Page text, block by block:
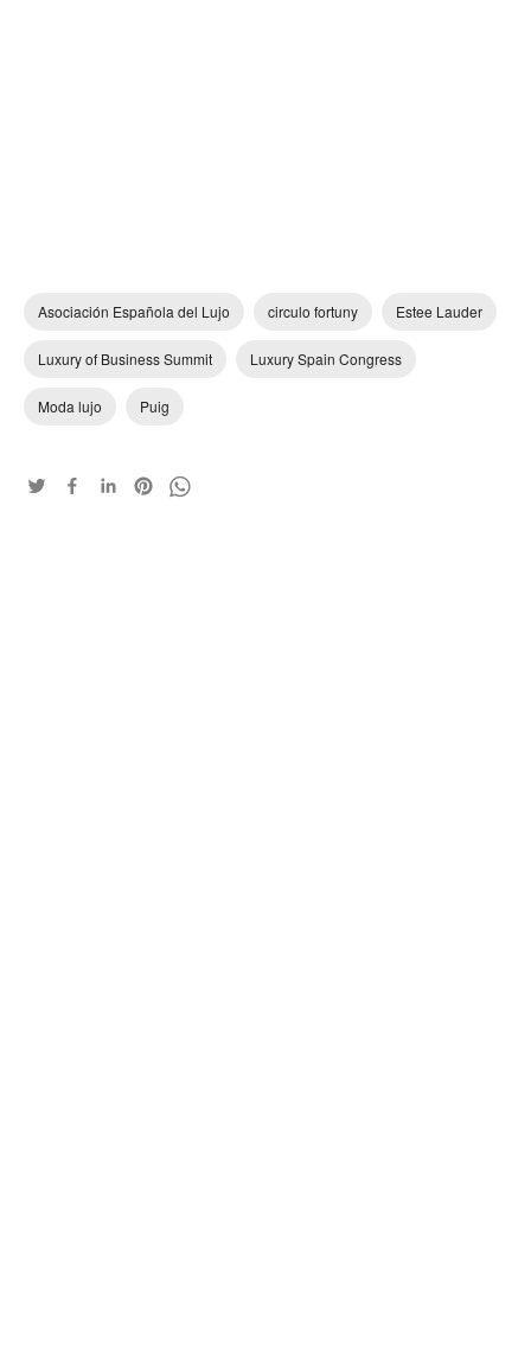
Asociación Española del Lujo circulo fortuny Estee Lauder
Luxury of Business Summit Luxury Spain Congress
Moda lujo Puig